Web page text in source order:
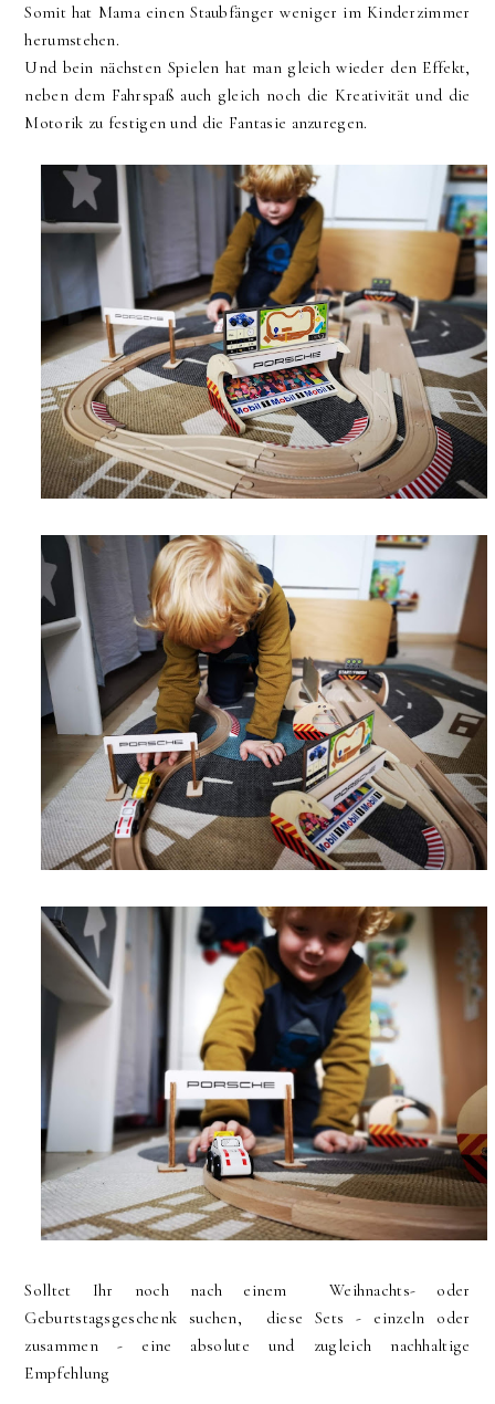
Somit hat Mama einen Staubfänger weniger im Kinderzimmer
herumstehen.
Und bein nächsten Spielen hat man gleich wieder den Effekt,
neben dem Fahrspaß auch gleich noch die Kreativität und die
Motorik zu festigen und die Fantasie anzuregen.
Solltet Ihr noch nach einem Weihnachts- oder
Geburtstagsgeschenk suchen, diese Sets - einzeln oder
zusammen - eine absolute und zugleich nachhaltige
Empfehlung